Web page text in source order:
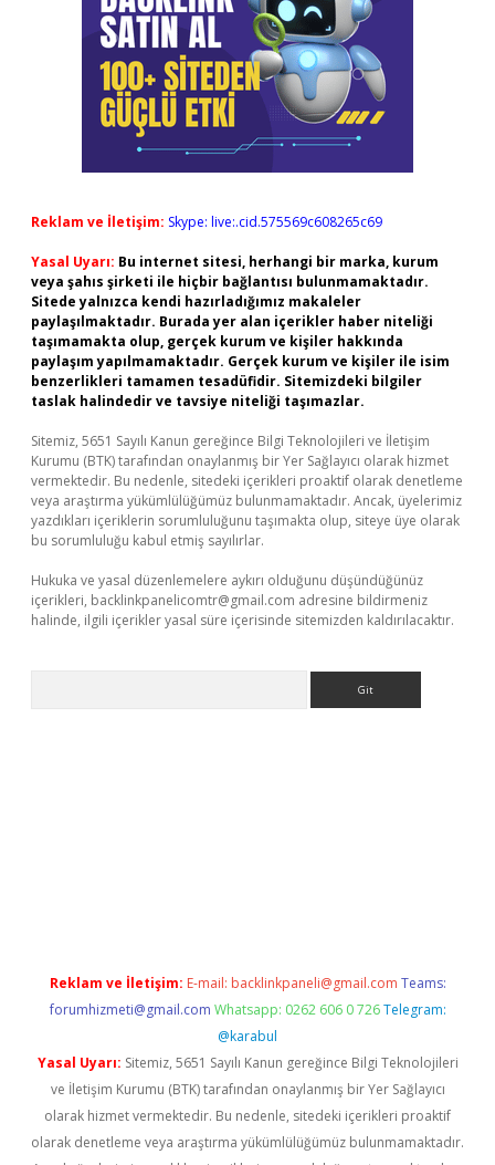
Reklam ve İletişim: Skype: live:.cid.575569c608265c69
Yasal Uyarı: Bu internet sitesi, herhangi bir marka, kurum
veya şahıs şirketi ile hiçbir bağlantısı bulunmamaktadır.
Sitede yalnızca kendi hazırladığımız makaleler
paylaşılmaktadır. Burada yer alan içerikler haber niteliği
taşımamakta olup, gerçek kurum ve kişiler hakkında
paylaşım yapılmamaktadır. Gerçek kurum ve kişiler ile isim
benzerlikleri tamamen tesadüfidir. Sitemizdeki bilgiler
taslak halindedir ve tavsiye niteliği taşımazlar.
Sitemiz, 5651 Sayılı Kanun gereğince Bilgi Teknolojileri ve İletişim
Kurumu (BTK) tarafından onaylanmış bir Yer Sağlayıcı olarak hizmet
vermektedir. Bu nedenle, sitedeki içerikleri proaktif olarak denetleme
veya araştırma yükümlülüğümüz bulunmamaktadır. Ancak, üyelerimiz
yazdıkları içeriklerin sorumluluğunu taşımakta olup, siteye üye olarak
bu sorumluluğu kabul etmiş sayılırlar.
Hukuka ve yasal düzenlemelere aykırı olduğunu düşündüğünüz
içerikleri, backlinkpanelicomtr@gmail.com adresine bildirmeniz
halinde, ilgili içerikler yasal süre içerisinde sitemizden kaldırılacaktır.
Reklam ve İletişim: E-mail: backlinkpaneli@gmail.com Teams:
forumhizmeti@gmail.com Whatsapp: 0262 606 0 726 Telegram:
@karabul
Yasal Uyarı: Sitemiz, 5651 Sayılı Kanun gereğince Bilgi Teknolojileri
ve İletişim Kurumu (BTK) tarafından onaylanmış bir Yer Sağlayıcı
olarak hizmet vermektedir. Bu nedenle, sitedeki içerikleri proaktif
olarak denetleme veya araştırma yükümlülüğümüz bulunmamaktadır.